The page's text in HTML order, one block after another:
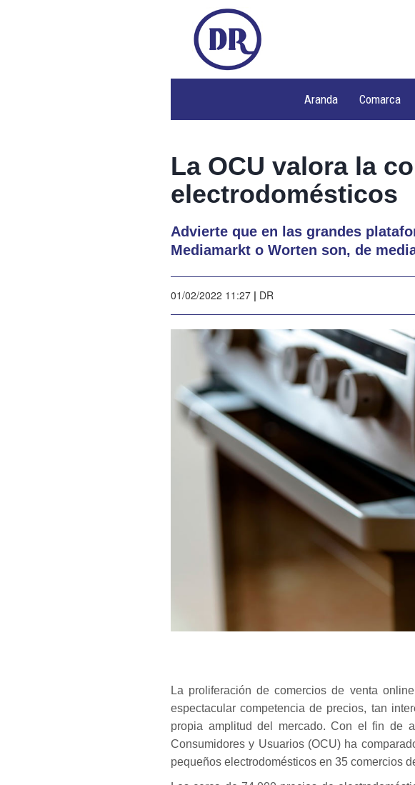
Aranda Comarca
La OCU valora la
electrodomésticos
Advierte que en las grandes
Mediamarkt o Worten son, de
01/02/2022 11:27 | DR
La proliferación de comercios de venta
espectacular competencia de precios, tan
propia amplitud del mercado. Con el fin de
Consumidores y Usuarios (OCU) ha
pequeños electrodomésticos en 35 comercios